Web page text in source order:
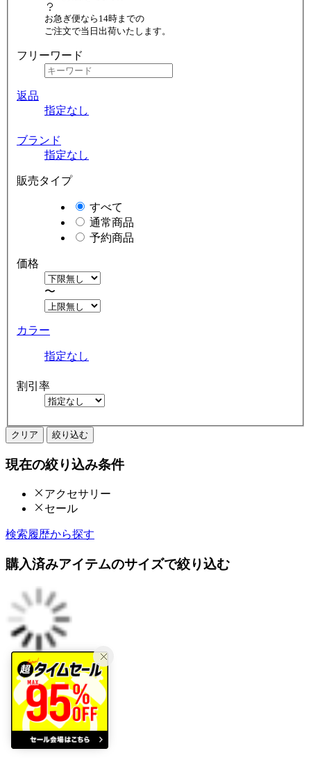
お急ぎ便なら14時までの
ご注文で当日出荷いたします。
フリーワード
返品
指定なし
ブランド
指定なし
販売タイプ
すべて
通常商品
予約商品
価格
〜
カラー
指定なし
割引率
クリア 絞り込む
現在の絞り込み条件
アクセサリー
セール
検索履歴から探す
購入済みアイテムのサイズで絞り込む